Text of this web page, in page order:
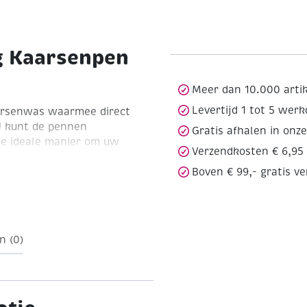
waarmee direct
kunt de pennen
ideale manier om uw
zacht kunststof en
Meer dan 10.000
Levertijd 1 tot 5
Gratis afhalen in
Verzendkosten € 6,95
Boven € 99,- gratis
(0)